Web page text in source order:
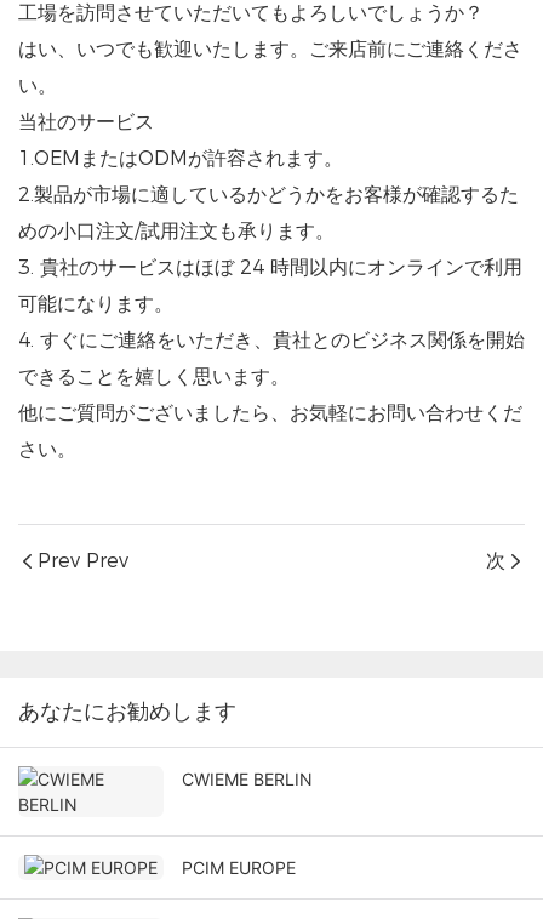
工場を訪問させていただいてもよろしいでしょうか？
はい、いつでも歓迎いたします。ご来店前にご連絡くださ
い。
当社のサービス
1.OEMまたはODMが許容されます。
2.製品が市場に適しているかどうかをお客様が確認するた
めの小口注文/試用注文も承ります。
3. 貴社のサービスはほぼ 24 時間以内にオンラインで利用
可能になります。
4. すぐにご連絡をいただき、貴社とのビジネス関係を開始
できることを嬉しく思います。
他にご質問がございましたら、お気軽にお問い合わせくだ
さい。
Prev Prev 次
あなたにお勧めします
CWIEME BERLIN
PCIM EUROPE